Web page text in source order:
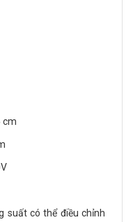
cm
suất có thể điều chỉnh